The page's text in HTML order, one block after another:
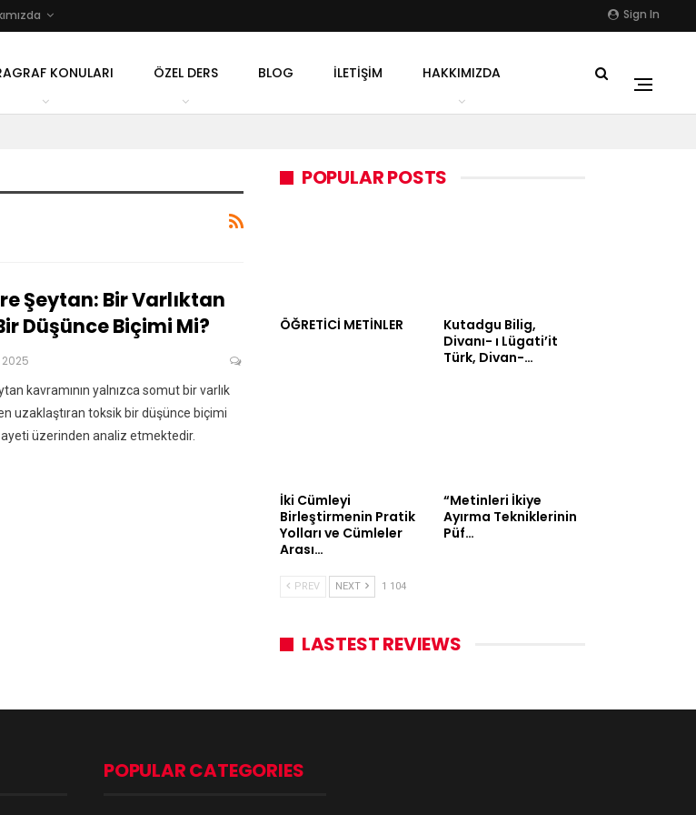
Sign In
KONULARI ÖZEL DERS BLOG İLETIŞIM HAKKIMIZDA
Şeytan: Bir Varlıktan
Düşünce Biçimi Mi?
kavramının yalnızca somut bir varlık
uzaklaştıran toksik bir düşünce biçimi
ayeti üzerinden analiz etmektedir.
POPULAR POSTS
ÖĞRETİCİ METİNLER
Kutadgu Bilig,
Divanı- ı Lügati’it
Türk, Divan-…
İki Cümleyi
Birleştirmenin Pratik
Yolları ve Cümleler
Arası…
“Metinleri İkiye
Ayırma Tekniklerinin
Püf…
PREV NEXT 1 104
LASTEST REVIEWS
POPULAR CATEGORIES